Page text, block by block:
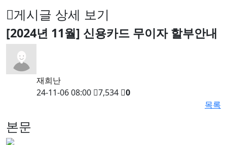
버
튼
게시글 상세 보기
[2024년 11월] 신용카드 무이자 할부안내
재희난
24-11-06 08:00
7,534
0
목록
본문